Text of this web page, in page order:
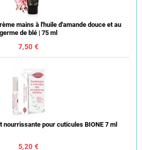
mains à l'huile d'amande douce et au
germe de blé | 75 ml
7,50 €
nourrissante pour cuticules BIONE 7 ml
5,20 €